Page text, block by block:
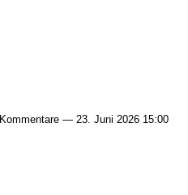
Kommentare — 23. Juni 2026 15:00